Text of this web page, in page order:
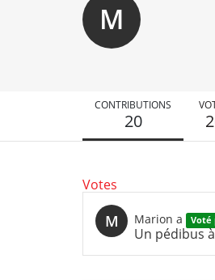
M
CONTRIBUTIONS
20
Votes
M Marion a Voté
Un pédibus à